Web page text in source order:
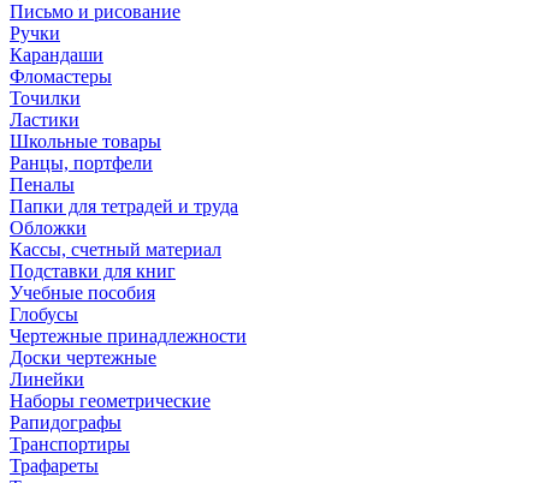
Письмо и рисование
Ручки
Карандаши
Фломастеры
Точилки
Ластики
Школьные товары
Ранцы, портфели
Пеналы
Папки для тетрадей и труда
Обложки
Кассы, счетный материал
Подставки для книг
Учебные пособия
Глобусы
Чертежные принадлежности
Доски чертежные
Линейки
Наборы геометрические
Рапидографы
Транспортиры
Трафареты